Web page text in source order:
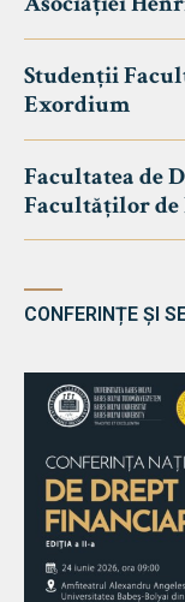
Studenții
Exordium
Facultatea de
Facultăților de
CONFERINȚE ȘI